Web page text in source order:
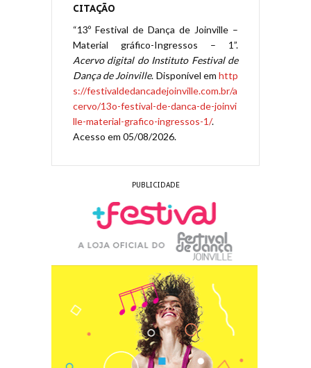
CITAÇÃO
“13º Festival de Dança de Joinville –
Material gráfico-Ingressos – 1”.
Acervo digital do Instituto Festival de
Dança de Joinville. Disponível emhttp
s://festivaldedancadejoinville.com.br/a
cervo/13o-festival-de-danca-de-joinvi
lle-material-grafico-ingressos-1/.
Acesso em 05/08/2026.
PUBLICIDADE